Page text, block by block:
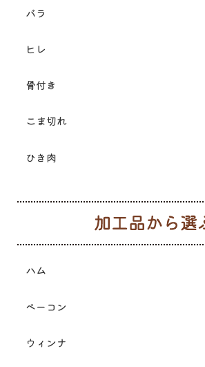
バラ
ヒレ
骨付き
こま切れ
ひき肉
ハム
ベーコン
ウィンナ